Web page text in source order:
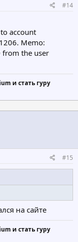
#14
to account
Memo:
from the user
и стать гуру
#15
на сайте
и стать гуру